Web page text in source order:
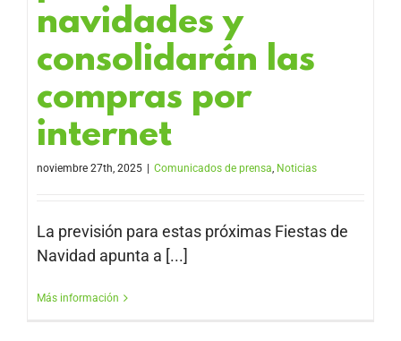
navidades y
consolidarán las
compras por
internet
noviembre 27th, 2025 Comunicados de prensa, Noticias
La previsión para estas próximas Fiestas de
Navidad apunta a [...]
Más información